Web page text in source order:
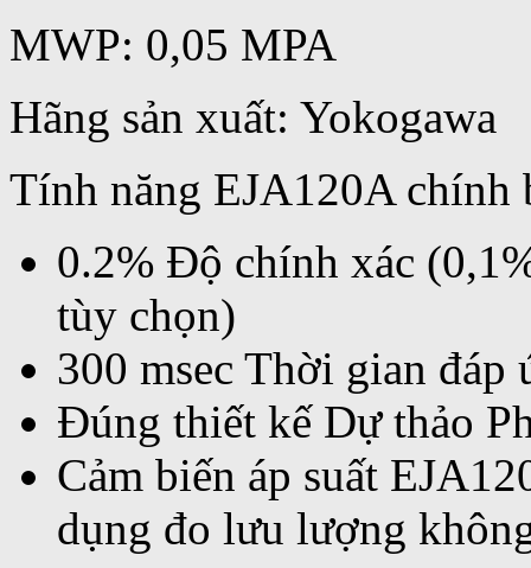
MWP: 0,05 MPA
Hãng sản xuất: Yokogawa
Tính năng EJA120A chính
0.2% Độ chính xác
tùy chọn)
300 msec Thời gian
Đúng thiết kế Dự thảo
Cảm biến áp suất
dụng đo lưu lượng